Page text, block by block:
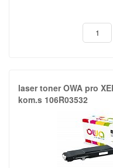
laser toner OWA pro
kom.​s 106R03532